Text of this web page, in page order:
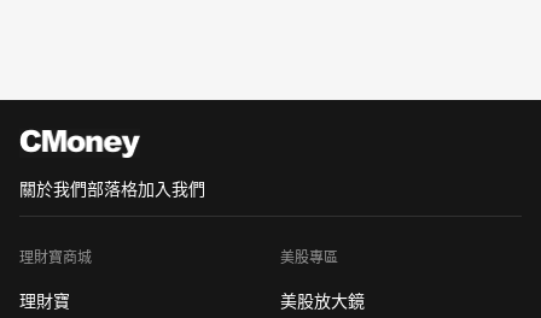
關於我們部落格加入我們
理財寶商城
理財寶
美股專區
美股放大鏡